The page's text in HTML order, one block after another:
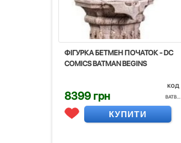
ФІГУРКА БЕТМЕН ПОЧАТОК - DC
COMICS BATMAN BEGINS
8399 грн
код
BATB...
КУПИТИ